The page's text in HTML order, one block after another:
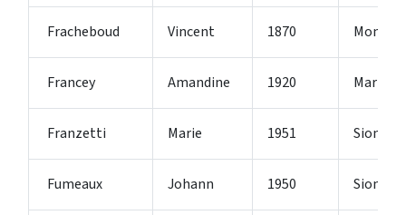
Fracheboud Vincent 1870
Francey Amandine 1920
Franzetti Marie 1951 Sion
Fumeaux Johann 1950 Sion 4